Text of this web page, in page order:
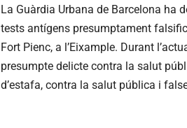
La Guàrdia Urbana de Barcelona ha
tests antígens presumptament
Fort Pienc, a l’Eixample. Durant
presumpte delicte contra la salut
d’estafa, contra la salut pública i